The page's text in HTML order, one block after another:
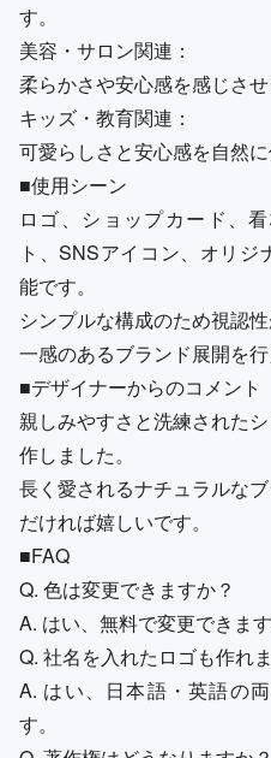
す。
美容・サロン関連：
柔らかさや安心感を感じさ
キッズ・教育関連：
可愛らしさと安心感を自然に
■使用シーン
ロゴ、ショップカード、
ト、SNSアイコン、オリ
能です。
シンプルな構成のため視認
一感のあるブランド展開を行
■デザイナーからのコメント
親しみやすさと洗練された
作しました。
長く愛されるナチュラルな
だければ嬉しいです。
■FAQ
Q. 色は変更できますか？
A. はい、無料で変更できます
Q. 社名を入れたロゴも作れ
A. はい、日本語・英語の
す。